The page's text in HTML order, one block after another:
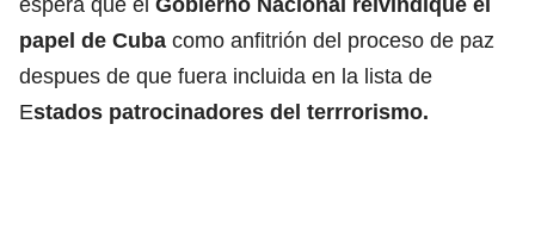
papel de Cuba como anfitrión del proceso de paz
despues de que fuera incluida en la lista de
Estados patrocinadores del terrrorismo.